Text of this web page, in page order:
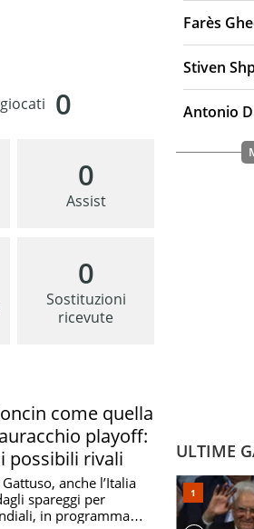
0
0
Assist
0
Sostituzioni
ricevute
come quella
playoff:
possibili rivali
anche l’Italia
spareggi per
in programma
Farès
Stiven
Antonio
ULTIME